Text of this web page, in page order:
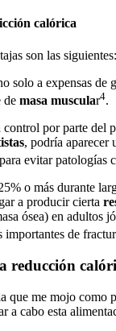
calórica
son las siguientes:
solo a expensas de
de masa muscular4.
por parte del
, podría aparecer
evitar patologías
o más durante
a producir cierta
ósea) en adultos
importantes de
reducción
que me mojo como
a cabo esta